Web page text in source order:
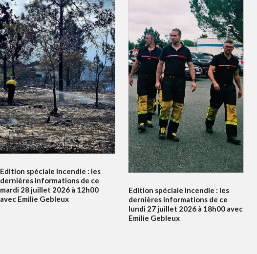
Edition spéciale Incendie : les
dernières informations de ce
mardi 28 juillet 2026 à 12h00
avec Emilie Gebleux
Edition spéciale Incendie : les
dernières informations de ce
lundi 27 juillet 2026 à 18h00 avec
Emilie Gebleux